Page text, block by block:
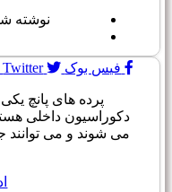
نوشته
فیس بوک Twitter
پرده های پانچ
دکوراسیون داخلی
می شوند و می توانند